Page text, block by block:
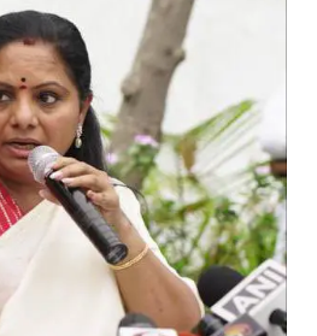
ie
n
dl
y
Li
n
k